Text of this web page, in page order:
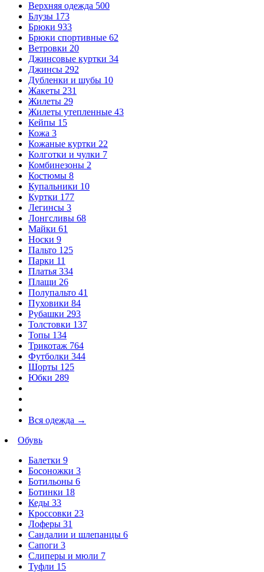
Верхняя одежда 500
Блузы 173
Брюки 933
Брюки спортивные 62
Ветровки 20
Джинсовые куртки 34
Джинсы 292
Дубленки и шубы 10
Жакеты 231
Жилеты 29
Жилеты утепленные 43
Кейпы 15
Кожа 3
Кожаные куртки 22
Колготки и чулки 7
Комбинезоны 2
Костюмы 8
Купальники 10
Куртки 177
Легинсы 3
Лонгсливы 68
Майки 61
Носки 9
Пальто 125
Парки 11
Платья 334
Плащи 26
Полупальто 41
Пуховики 84
Рубашки 293
Толстовки 137
Топы 134
Трикотаж 764
Футболки 344
Шорты 125
Юбки 289
Вся одежда →
Обувь
Балетки 9
Босоножки 3
Ботильоны 6
Ботинки 18
Кеды 33
Кроссовки 23
Лоферы 31
Сандалии и шлепанцы 6
Сапоги 3
Слиперы и мюли 7
Туфли 15